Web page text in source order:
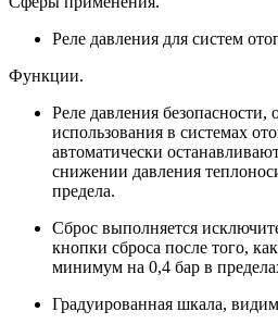
Реле давления для систем
Функции.
Реле давления
использования в системах
автоматически
снижении давления
предела.
Сброс выполняется
кнопки сброса после того,
минимум на 0,4 бар в
Градуированная шкала,